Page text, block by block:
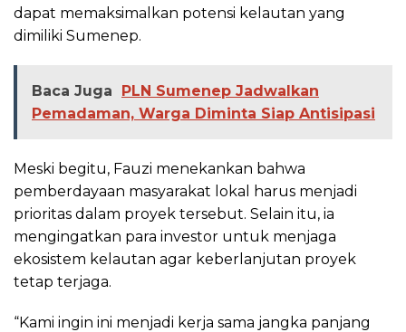
dapat memaksimalkan potensi kelautan yang
dimiliki Sumenep.
Baca Juga
PLN Sumenep Jadwalkan
Pemadaman, Warga Diminta Siap Antisipasi
Meski begitu, Fauzi menekankan bahwa
pemberdayaan masyarakat lokal harus menjadi
prioritas dalam proyek tersebut. Selain itu, ia
mengingatkan para investor untuk menjaga
ekosistem kelautan agar keberlanjutan proyek
tetap terjaga.
“Kami ingin ini menjadi kerja sama jangka panjang